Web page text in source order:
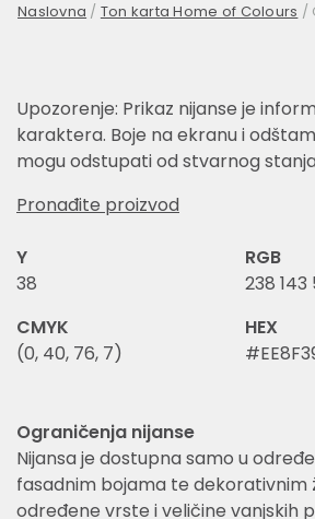
Naslovna / Ton karta Home of Colours /
Upozorenje: Prikaz nijanse je
karaktera. Boje na ekranu i
mogu odstupati od stvarnog
Pronađite proizvod
Y
38
RGB
238 143
CMYK
(0, 40, 76, 7)
HEX
Ograničenja nijanse
Nijansa je dostupna samo u
fasadnim bojama te dekorativnim
određene vrste i veličine vanjskih